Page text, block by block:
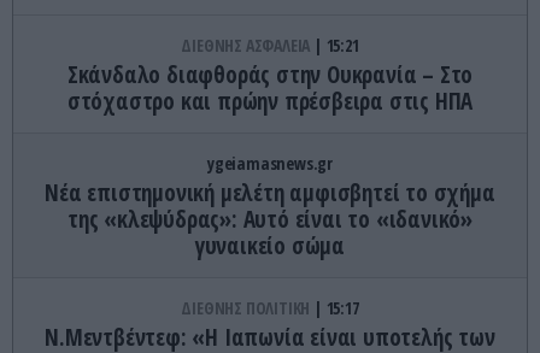
ΔΙΕΘΝΗΣ ΑΣΦΑΛΕΙΑ 15:21
Σκάνδαλο διαφθοράς στην Ουκρανία – Στο
στόχαστρο και πρώην πρέσβειρα στις ΗΠΑ
ygeiamasnews.gr
Νέα επιστημονική μελέτη αμφισβητεί το σχήμα
της «κλεψύδρας»: Αυτό είναι το «ιδανικό»
γυναικείο σώμα
ΔΙΕΘΝΗΣ ΠΟΛΙΤΙΚΗ 15:17
Ν.Μεντβέντεφ: «Η Ιαπωνία είναι υποτελής των